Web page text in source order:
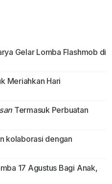
Gelar Lomba Flashmob di
Meriahkan Hari
Termasuk Perbuatan
kolaborasi dengan
17 Agustus Bagi Anak,